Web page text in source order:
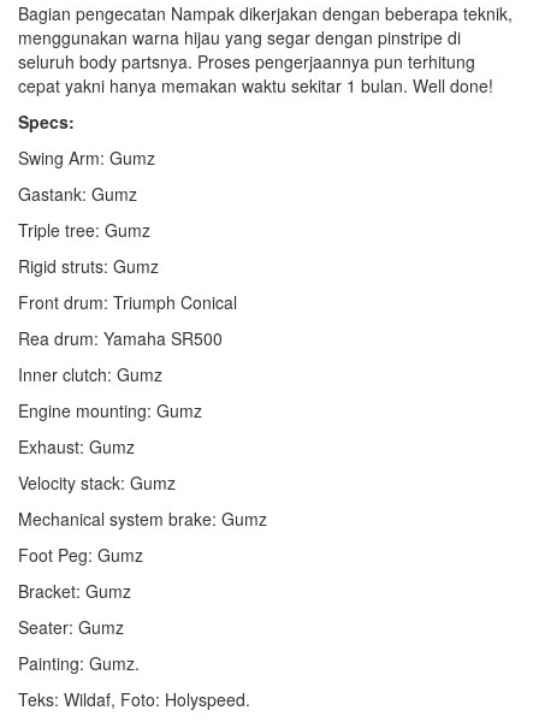
Bagian pengecatan Nampak dikerjakan dengan beberapa teknik,
menggunakan warna hijau yang segar dengan pinstripe di
seluruh body partsnya. Proses pengerjaannya pun terhitung
cepat yakni hanya memakan waktu sekitar 1 bulan. Well done!
Specs:
Swing Arm: Gumz
Gastank: Gumz
Triple tree: Gumz
Rigid struts: Gumz
Front drum: Triumph Conical
Rea drum: Yamaha SR500
Inner clutch: Gumz
Engine mounting: Gumz
Exhaust: Gumz
Velocity stack: Gumz
Mechanical system brake: Gumz
Foot Peg: Gumz
Bracket: Gumz
Seater: Gumz
Painting: Gumz.
Teks: Wildaf, Foto: Holyspeed.